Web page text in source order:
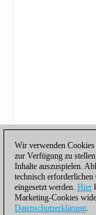
Wir verwenden
zur Verfügung zu
Inhalte auszuspielen.
technisch
eingesetzt werden. Hier
Marketing-Cookies
Datenschutzerklärung.